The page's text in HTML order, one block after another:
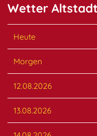
Wetter Altstadt
Heute
Morgen
12.08.2026
13.08.2026